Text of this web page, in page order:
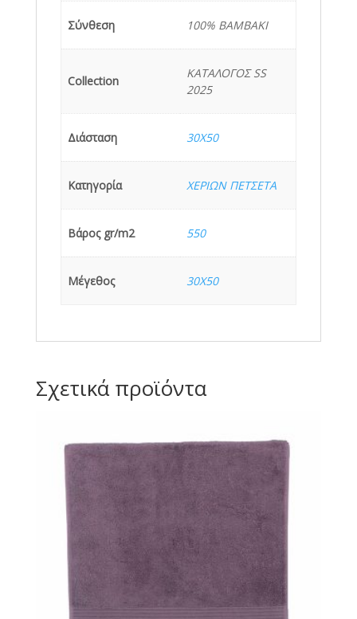
Σύνθεση 100% BAMBAKI
Collection
ΚΑΤΑΛΟΓΟΣ SS
2025
Διάσταση 30X50
Κατηγορία ΧΕΡΙΩΝ ΠΕΤΣΕΤΑ
Βάρος gr/m2 550
Μέγεθος 30X50
Σχετικά προϊόντα